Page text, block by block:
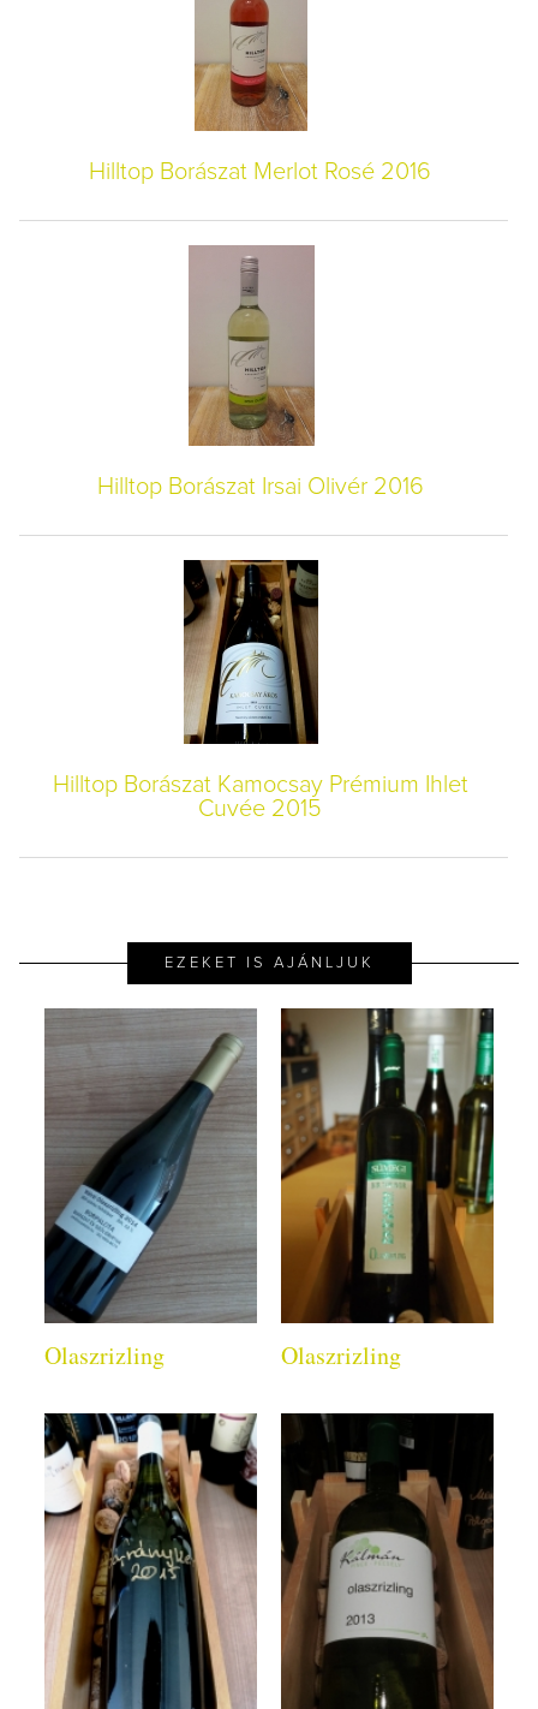
Hilltop Borászat Merlot Rosé 2016
Hilltop Borászat Irsai Olivér 2016
Hilltop Borászat Kamocsay Prémium Ihlet
Cuvée 2015
EZEKET IS AJÁNLJUK
Olaszrizling Olaszrizling